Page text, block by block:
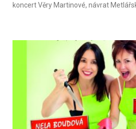
koncert Věry Martinové, návrat